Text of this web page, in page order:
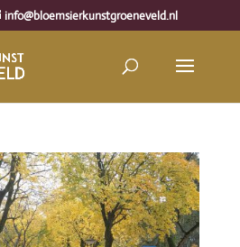
info@bloemsierkunstgroeneveld.nl